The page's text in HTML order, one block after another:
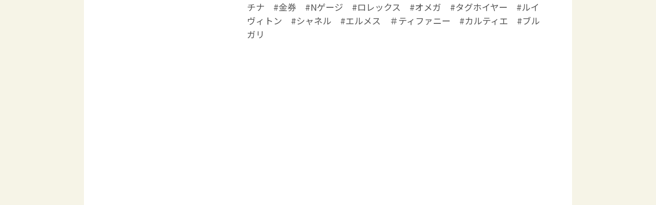
チナ #金券 #Nゲージ #ロレックス #オメガ #タグホイヤー #ルイ
ヴィトン #シャネル #エルメス ＃ティファニー #カルティエ #ブル
ガリ